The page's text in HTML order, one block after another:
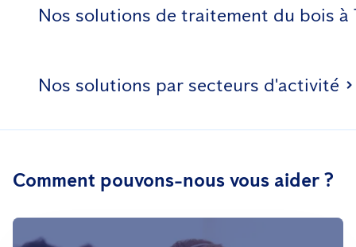
Nos solutions de traitement du bois à
Nos solutions par secteurs d'activité
Comment pouvons-nous vous aider ?